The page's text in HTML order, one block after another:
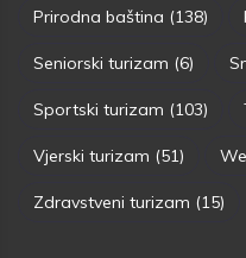
Prirodna baština (138)
Seniorski turizam (6)
Sportski turizam (103)
Vjerski turizam (51)
Zdravstveni turizam (15)